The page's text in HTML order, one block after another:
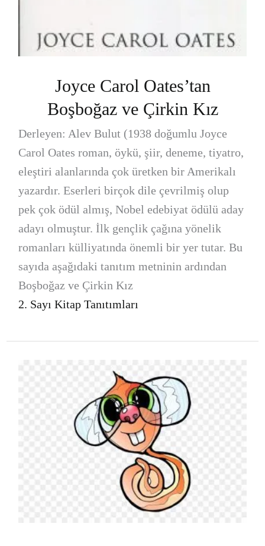
Joyce Carol Oates’tan
Boşboğaz ve Çirkin Kız
Derleyen: Alev Bulut (1938 doğumlu Joyce
Carol Oates roman, öykü, şiir, deneme, tiyatro,
eleştiri alanlarında çok üretken bir Amerikalı
yazardır. Eserleri birçok dile çevrilmiş olup
pek çok ödül almış, Nobel edebiyat ödülü aday
adayı olmuştur. İlk gençlik çağına yönelik
romanları külliyatında önemli bir yer tutar. Bu
sayıda aşağıdaki tanıtım metninin ardından
Boşboğaz ve Çirkin Kız
2. Sayı Kitap Tanıtımları